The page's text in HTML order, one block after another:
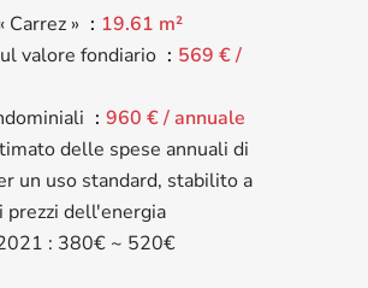
Carrez »
19.61 m²
valore fondiario
569 € /
960 € / annuale
delle spese annuali di
un uso standard, stabilito a
prezzi dell'energia
: 380€ ~ 520€